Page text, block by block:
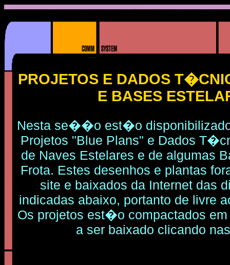
PROJETOS E DADOS
E BASES
Nesta se��o est�o
Projetos "Blue Plans" e Dados
de Naves Estelares e de algumas
Frota. Estes desenhos e plantas
site e baixados da Internet das
indicadas abaixo, portanto de livre
Os projetos est�o compactados
a ser baixado clicando